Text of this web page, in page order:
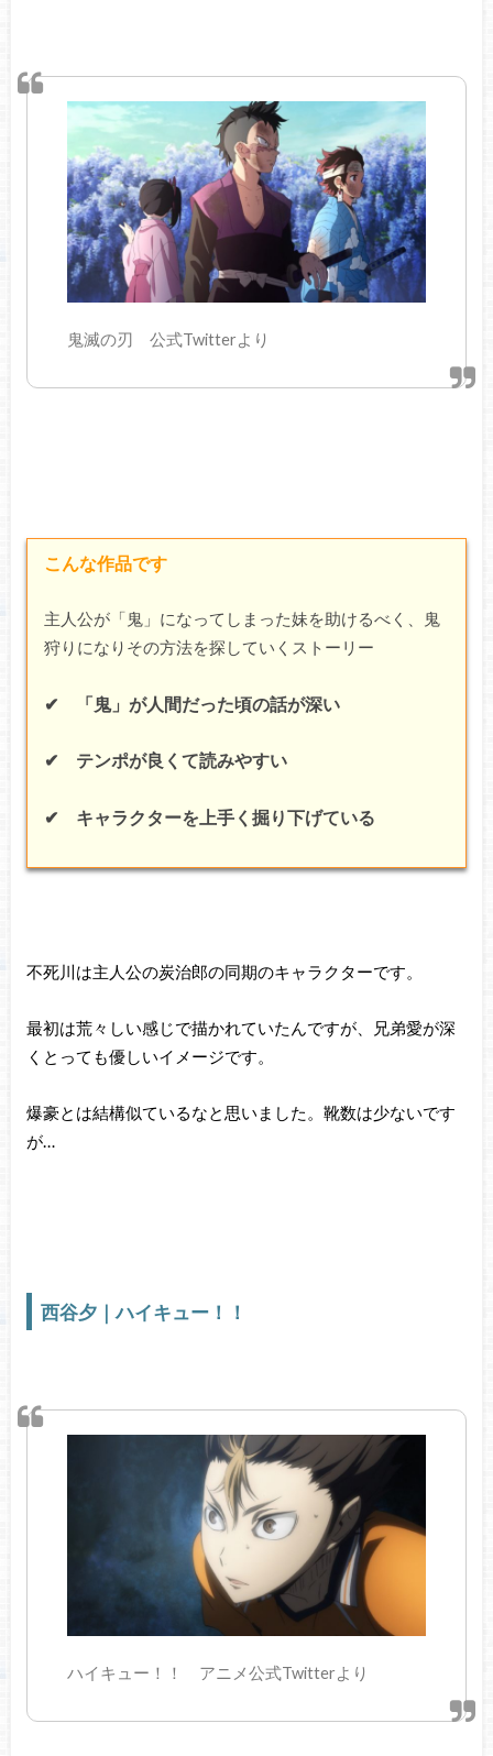
鬼滅の刃 公式Twitterより
こんな作品です
主人公が「鬼」になってしまった妹を助けるべく、鬼
狩りになりその方法を探していくストーリー
✔ 「鬼」が人間だった頃の話が深い
✔ テンポが良くて読みやすい
✔ キャラクターを上手く掘り下げている
不死川は主人公の炭治郎の同期のキャラクターです。
最初は荒々しい感じで描かれていたんですが、兄弟愛が深
くとっても優しいイメージです。
爆豪とは結構似ているなと思いました。靴数は少ないです
が…
西谷夕｜ハイキュー！！
ハイキュー！！ アニメ公式Twitterより